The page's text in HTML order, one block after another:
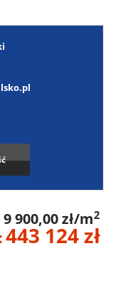
9 900,00 zł/m2
443 124 zł